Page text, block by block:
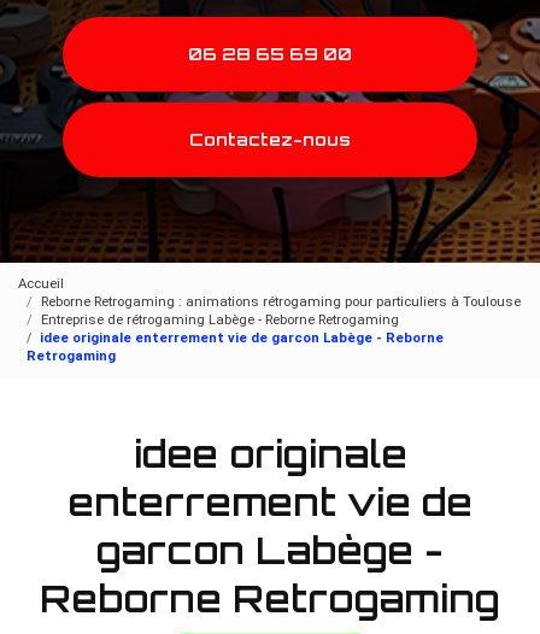
06 28 65 69 00
Contactez-nous
Accueil
Reborne Retrogaming : animations rétrogaming pour particuliers à Toulouse
Entreprise de rétrogaming Labège - Reborne Retrogaming
idee originale enterrement vie de garcon Labège - Reborne
Retrogaming
idee originale
enterrement vie de
garcon Labège -
Reborne Retrogaming